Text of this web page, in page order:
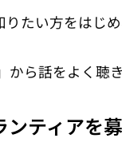
たい方をはじ
ら話をよく聴
ンティアを